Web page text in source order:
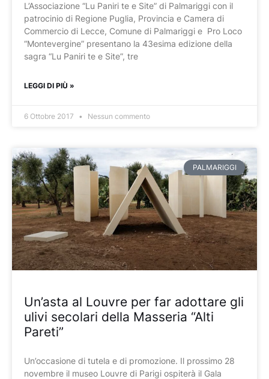
L’Associazione “Lu Paniri te e Site” di Palmariggi con il
patrocinio di Regione Puglia, Provincia e Camera di
Commercio di Lecce, Comune di Palmariggi e Pro Loco
“Montevergine” presentano la 43esima edizione della
sagra “Lu Paniri te e Site”, tre
LEGGI DI PIÙ »
6 Ottobre 2017 Nessun commento
PALMARIGGI
Un’asta al Louvre per far adottare gli
ulivi secolari della Masseria “Alti
Pareti”
Un’occasione di tutela e di promozione. Il prossimo 28
novembre il museo Louvre di Parigi ospiterà il Gala